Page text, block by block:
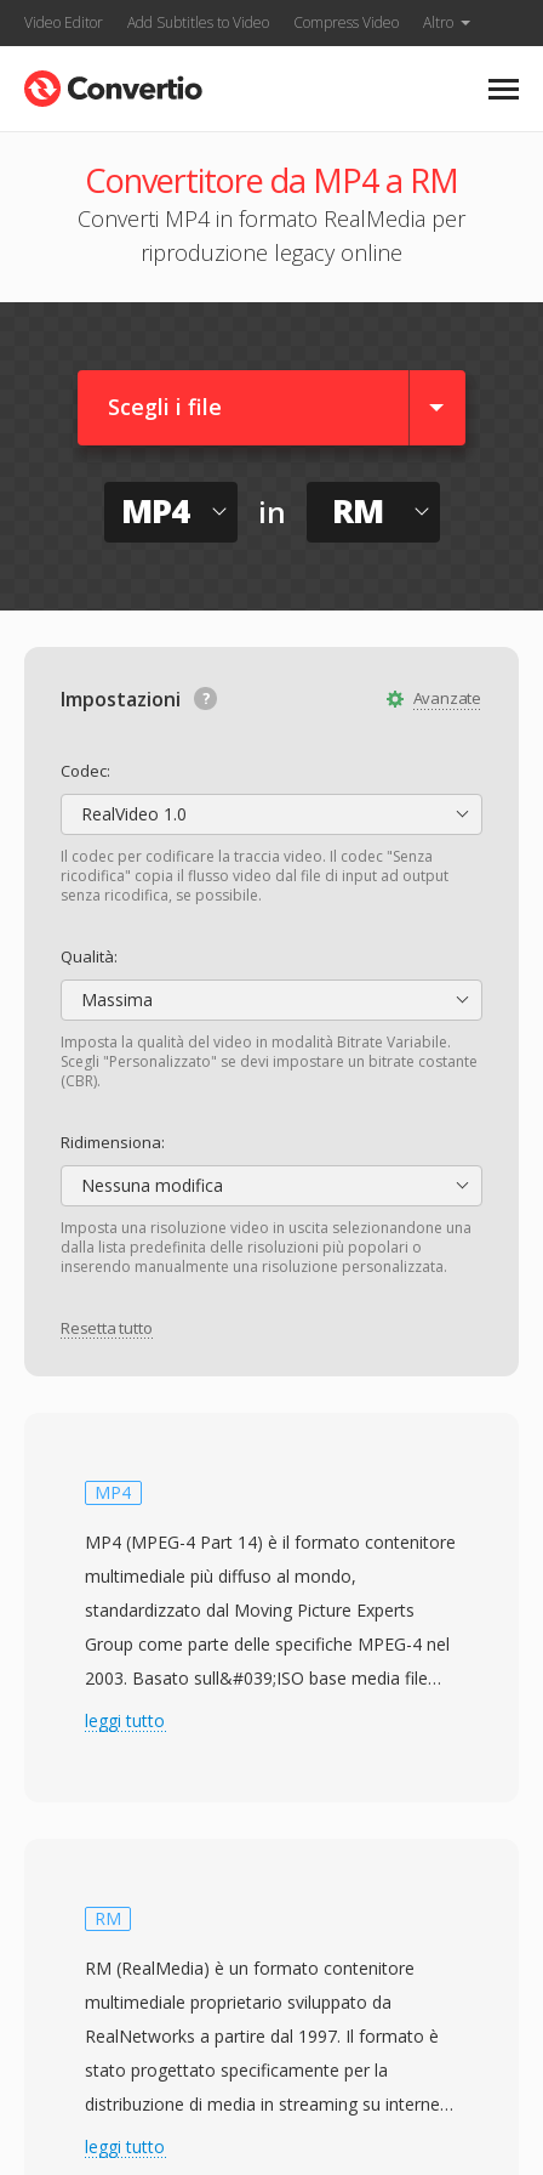
Video Editor Add Subtitles to Video Compress Video Altro
Convertitore da MP4 a RM
Converti MP4 in formato RealMedia per
riproduzione legacy online
Scegli i file
MP4 in RM
Avanzate
Impostazioni
Codec:
RealVideo 1.0
Il codec per codificare la traccia video. Il codec "Senza
ricodifica" copia il flusso video dal file di input ad output
senza ricodifica, se possibile.
Qualità:
Massima
Imposta la qualità del video in modalità Bitrate Variabile.
Scegli "Personalizzato" se devi impostare un bitrate costante
(CBR).
Ridimensiona:
Nessuna modifica
Imposta una risoluzione video in uscita selezionandone una
dalla lista predefinita delle risoluzioni più popolari o
inserendo manualmente una risoluzione personalizzata.
Resetta tutto
MP4
MP4 (MPEG-4 Part 14) è il formato contenitore
multimediale più diffuso al mondo,
standardizzato dal Moving Picture Experts
Group come parte delle specifiche MPEG-4 nel
2003. Basato sull&#039;ISO base media file
format (MPEG-4 Part 12), che a sua volta trae
video H.264 o H.265 con audio AAC, sebbene
codec alternativi tra cui AV1, VP9, MPEG-4
Visual, AC-3 e ALAC. Il design supporta
funzionalità avanzate come hint per lo
streaming per il download progressivo e lo
streaming adattivo, marcatori di capitolo,
tracce audio e sottotitoli multiple, tag di
leggi tutto
RM
RM (RealMedia) è un formato contenitore
multimediale proprietario sviluppato da
RealNetworks a partire dal 1997. Il formato è
stato progettato specificamente per la
distribuzione di media in streaming su internet,
impacchettando i codec RealVideo e RealAudio
leggi tutto